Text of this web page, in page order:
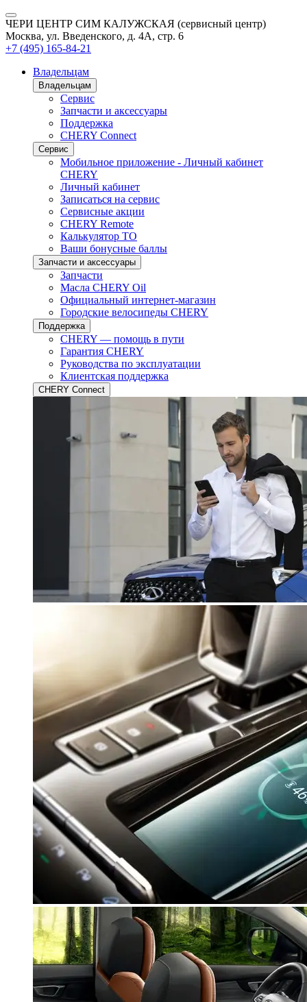
ЧЕРИ ЦЕНТР СИМ КАЛУЖСКАЯ (сервисный центр)
Москва, ул. Введенского, д. 4А, стр. 6
+7 (495) 165-84-21
Владельцам
Владельцам
Сервис
Запчасти и аксессуары
Поддержка
CHERY Connect
Сервис
Мобильное приложение - Личный кабинет
CHERY
Личный кабинет
Записаться на сервис
Сервисные акции
CHERY Remote
Калькулятор ТО
Ваши бонусные баллы
Запчасти и аксессуары
Запчасти
Масла CHERY Oil
Официальный интернет-магазин
Городские велосипеды CHERY
Поддержка
CHERY — помощь в пути
Гарантия CHERY
Руководства по эксплуатации
Клиентская поддержка
CHERY Connect